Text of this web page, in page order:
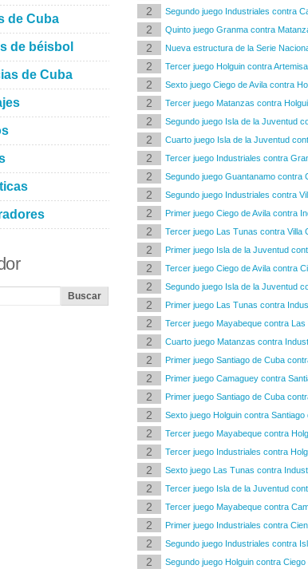
2 Segundo juego Industriales contra
2 Quinto juego Granma contra
2 Nueva estructura de la Serie
2 Tercer juego Holguin contra Artemisa
2 Sexto juego Ciego de Avila contra
2 Tercer juego Matanzas contra
2 Segundo juego Isla de la Juventud
2 Cuarto juego Isla de la Juventud
2 Tercer juego Industriales contra
2 Segundo juego Guantanamo contra
2 Segundo juego Industriales contra
2 Primer juego Ciego de Avila contra
2 Tercer juego Las Tunas contra Villa
2 Primer juego Isla de la Juventud
2 Tercer juego Ciego de Avila contra
2 Segundo juego Isla de la Juventud
2 Primer juego Las Tunas contra
2 Tercer juego Mayabeque contra Las
2 Cuarto juego Matanzas contra
2 Primer juego Santiago de Cuba
2 Primer juego Camaguey contra
2 Primer juego Santiago de Cuba
2 Sexto juego Holguin contra Santiago
2 Tercer juego Mayabeque contra
2 Tercer juego Industriales contra
2 Sexto juego Las Tunas contra
2 Tercer juego Isla de la Juventud
2 Tercer juego Mayabeque contra
2 Primer juego Industriales contra
2 Segundo juego Industriales contra
2 Segundo juego Holguin contra Ciego
de Cuba
de béisbol
de Cuba